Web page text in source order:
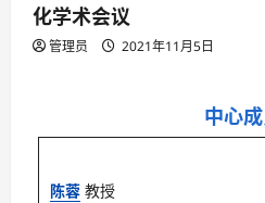
化学术会议
管理员 2021年11月5日
中心
陈蓉 教授